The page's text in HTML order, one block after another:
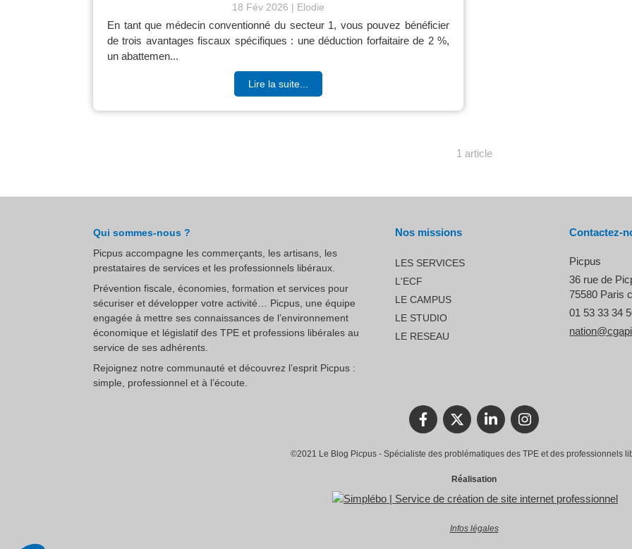
18 Fév 2026 Elodie
En tant que médecin conventionné du secteur 1, vous pouvez bénéficier
de trois avantages fiscaux spécifiques : une déduction forfaitaire de 2 %,
un abattemen...
Lire la suite...
1 article
Qui sommes-nous ?
Picpus accompagne les commerçants, les artisans, les
prestataires de services et les professionnels libéraux.
Prévention fiscale, économies, formation et services pour
sécuriser et développer votre activité… Picpus, une équipe
engagée à mettre ses connaissances de l’environnement
économique et législatif des TPE et professions libérales au
service de ses adhérents.
Rejoignez notre communauté et découvrez l’esprit Picpus :
simple, professionnel et à l’écoute.
Nos missions
LES SERVICES
L'ECF
LE CAMPUS
LE STUDIO
LE RESEAU
Contactez-
Picpus
36 rue de
75580 Paris
01 53 33 34
©2021 Le Blog Picpus - Spécialiste des problématiques des TPE et des professionnels
Réalisation
Infos légales
Notre plateforme vous permet d'adapter et de gérer vos paramètres de confidentialité, en garantissant la conformité avec les réglementations. Personnalisez vos préférences pour contrôler